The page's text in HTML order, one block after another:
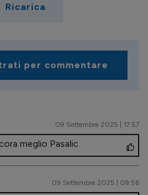
Ricarica
per commentare
09 Settembre 2025 | 17.57
meglio Pasalic
09 Settembre 2025 | 09.56